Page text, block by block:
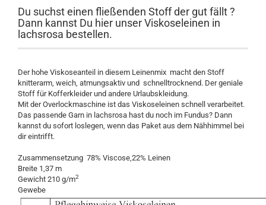
Du suchst einen fließenden Stoff der gut fällt ?
Dann kannst Du hier unser Viskoseleinen in
lachsrosa bestellen.
Der hohe Viskoseanteil in diesem Leinenmix macht den Stoff
knitterarm, weich, atmungsaktiv und schnelltrocknend. Der geniale
Stoff für Kofferkleider und andere Urlaubskleidung.
Mit der Overlockmaschine ist das Viskoseleinen schnell verarbeitet.
Das passende Garn in lachsrosa hast du noch im Fundus? Dann
kannst du sofort loslegen, wenn das Paket aus dem Nähhimmel bei
dir eintrifft.
Zusammensetzung 78% Viscose,22% Leinen
Breite 1,37 m
Gewicht 210 g/m2
Gewebe